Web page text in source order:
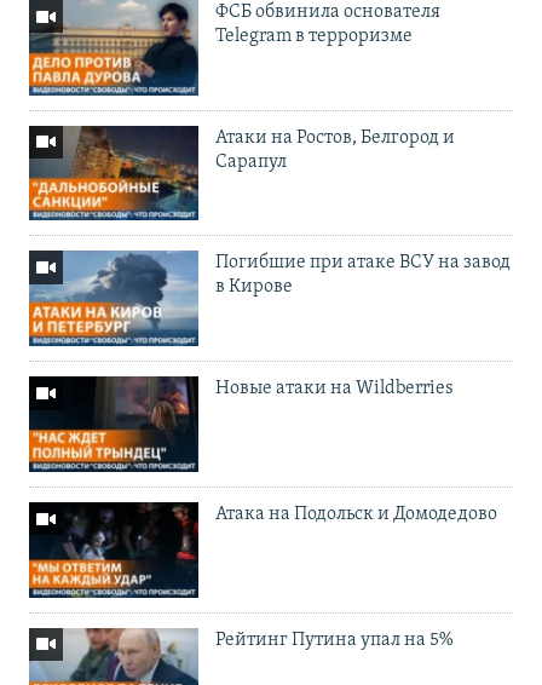
ФСБ обвинила основателя
Telegram в терроризме
Атаки на Ростов, Белгород и
Сарапул
Погибшие при атаке ВСУ на завод
в Кирове
Новые атаки на Wildberries
Атака на Подольск и Домодедово
Рейтинг Путина упал на 5%